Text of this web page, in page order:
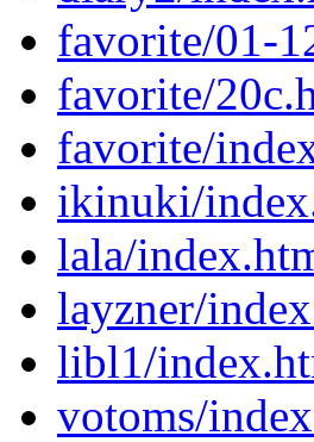
favorite/01-
favorite/
favorite/
ikinuki/
lala/
layzner/
libl1/
votoms/